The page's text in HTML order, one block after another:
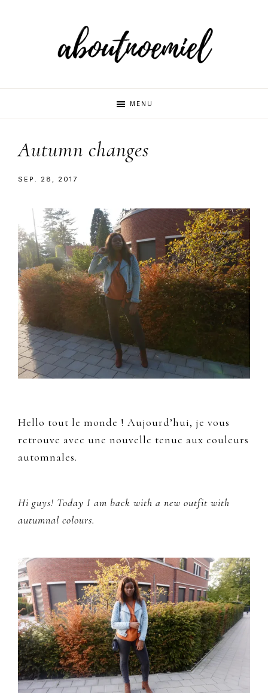
Lifestyle
MENU
Autumn changes
SEP. 28, 2017
Hello tout le monde ! Aujourd’hui, je vous
retrouve avec une nouvelle tenue aux couleurs
automnales.
Hi guys! Today I am back with a new outfit with
autumnal colours.